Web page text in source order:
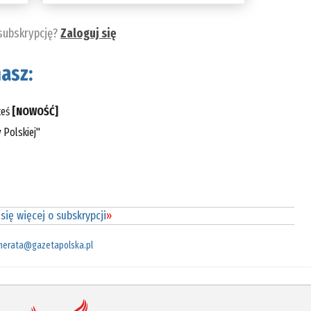
Zaloguj się
[NOWOŚĆ]
Polskiej"
więcej o subskrypcji»